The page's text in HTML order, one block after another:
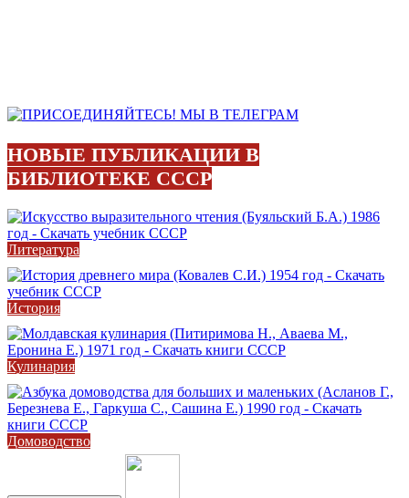
НОВЫЕ ПУБЛИКАЦИИ В
БИБЛИОТЕКЕ СССР
Литература
История
Кулинария
Домоводство